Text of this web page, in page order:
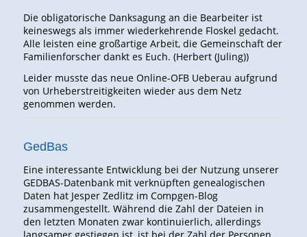
Die obligatorische Danksagung an die Bearbeiter ist
keineswegs als immer wiederkehrende Floskel gedacht.
Alle leisten eine großartige Arbeit, die Gemeinschaft der
Familienforscher dankt es Euch. (Herbert (Juling))
Leider musste das neue Online-OFB Ueberau aufgrund
von Urheberstreitigkeiten wieder aus dem Netz
genommen werden.
GedBas
Eine interessante Entwicklung bei der Nutzung unserer
GEDBAS-Datenbank mit verknüpften genealogischen
Daten hat Jesper Zedlitz im Compgen-Blog
zusammengestellt. Während die Zahl der Dateien in
den letzten Monaten zwar kontinuierlich, allerdings